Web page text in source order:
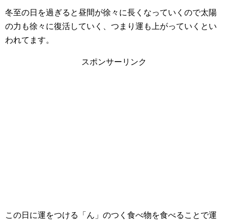
冬至の日を過ぎると昼間が徐々に長くなっていくので太陽
の力も徐々に復活していく、つまり運も上がっていくとい
われてます。
スポンサーリンク
この日に運をつける「ん」のつく食べ物を食べることで運